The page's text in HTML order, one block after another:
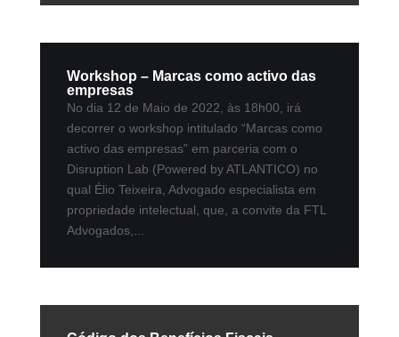
Workshop – Marcas como activo das
empresas
No dia 12 de Maio de 2022, às 18h00, irá
decorrer o workshop intitulado “Marcas como
activo das empresas” em parceria com o
Disruption Lab (Powered by ATLANTICO) no
qual Élio Teixeira, Advogado especialista em
propriedade intelectual, que, a convite da FTL
Advogados,...